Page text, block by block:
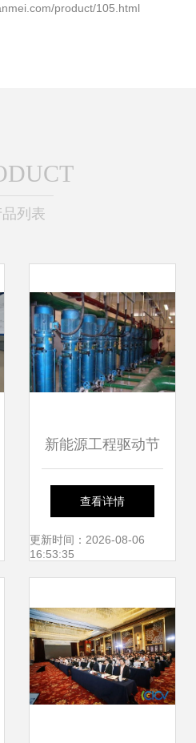
product/105.html
品列表
新能源工程驱动节
能减排，助力配电
输电设备智能化升
查看详情
更新时间：2026-08-06
16:53:35